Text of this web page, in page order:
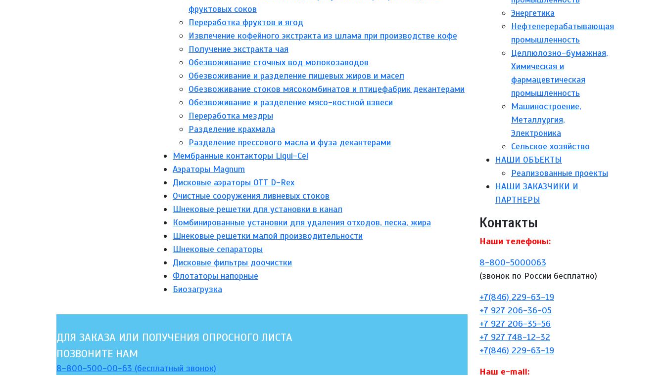
фруктовых соков
Переработка фруктов и ягод
Извлечение кофейного экстракта из шлама при производстве кофе
Получение экстракта чая
Обезвоживание сточных вод молокозаводов
Обезвоживание и разделение пищевых жиров и масел
Обезвоживание стоков мясокомбинатов и птицефабрик декантерами
Обезвоживание и разделение мясо-костной взвеси
Переработка мездры
Разделение крахмала
Разделение прессового масла и фуза декантерами
Мембранные контакторы Liqui-Cel
Аэраторы Magnum
Дисковые аэраторы ОТТ D-Rex
Очистные сооружения ливневых стоков
Шнековые решетки для установки в канал
Комбинированные установки для удаления отходов, песка, жира
Шнековые решетки малой производительности
Шнековые сепараторы
Дисковые фильтры доочистки
Флотаторы напорные
Биозагрузка
ДЛЯ ЗАКАЗА ИЛИ ПОЛУЧЕНИЯ ОПРОСНОГО ЛИСТА
ПОЗВОНИТЕ НАМ
8-800-500-00-63 (бесплатный звонок)
Энергетика
Нефтеперерабатывающая
промышленность
Целлюлозно-бумажная,
Химическая и
фармацевтическая
промышленность
Машиностроение,
Металлургия,
Электроника
Сельское хозяйство
НАШИ ОБЪЕКТЫ
Реализованные проекты
НАШИ ЗАКАЗЧИКИ И
ПАРТНЕРЫ
Контакты
Наши телефоны:
8-800-5000063
(звонок по России бесплатно)
+7(846) 229-63-19
+7 927 206-36-05
+7 927 206-35-56
+7 927 748-12-32
+7(846) 229-63-19
Наш e-mail: